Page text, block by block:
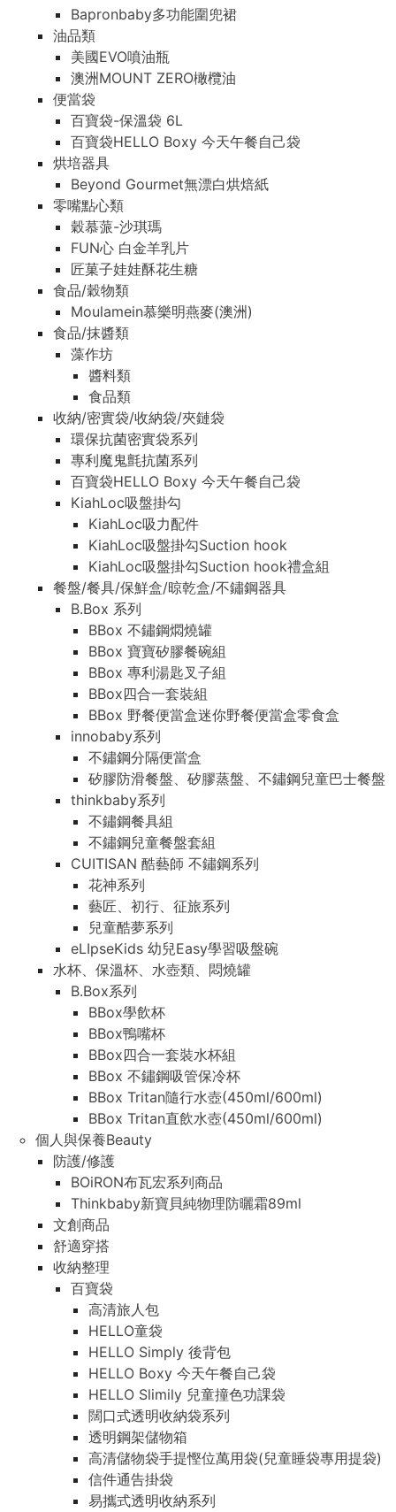
Bapronbaby多功能圍兜裙
油品類
美國EVO噴油瓶
澳洲MOUNT ZERO橄欖油
便當袋
百寶袋-保溫袋 6L
百寶袋HELLO Boxy 今天午餐自己袋
烘培器具
Beyond Gourmet無漂白烘焙紙
零嘴點心類
穀慕蒎-沙琪瑪
FUN心 白金羊乳片
匠菓子娃娃酥花生糖
食品/穀物類
Moulamein慕樂明燕麥(澳洲)
食品/抹醬類
藻作坊
醬料類
食品類
收納/密實袋/收納袋/夾鏈袋
環保抗菌密實袋系列
專利魔鬼氈抗菌系列
百寶袋HELLO Boxy 今天午餐自己袋
KiahLoc吸盤掛勾
KiahLoc吸力配件
KiahLoc吸盤掛勾Suction hook
KiahLoc吸盤掛勾Suction hook禮盒組
餐盤/餐具/保鮮盒/晾乾盒/不鏽鋼器具
B.Box 系列
BBox 不鏽鋼燜燒罐
BBox 寶寶矽膠餐碗組
BBox 專利湯匙叉子組
BBox四合一套裝組
BBox 野餐便當盒迷你野餐便當盒零食盒
innobaby系列
不鏽鋼分隔便當盒
矽膠防滑餐盤、矽膠蒸盤、不鏽鋼兒童巴士餐盤
thinkbaby系列
不鏽鋼餐具組
不鏽鋼兒童餐盤套組
CUITISAN 酷藝師 不鏽鋼系列
花神系列
藝匠、初行、征旅系列
兒童酷夢系列
eLIpseKids 幼兒Easy學習吸盤碗
水杯、保溫杯、水壺類、悶燒罐
B.Box系列
BBox學飲杯
BBox鴨嘴杯
BBox四合一套裝水杯組
BBox 不鏽鋼吸管保冷杯
BBox Tritan隨行水壺(450ml/600ml)
BBox Tritan直飲水壺(450ml/600ml)
個人與保養Beauty
防護/修護
BOiRON布瓦宏系列商品
Thinkbaby新寶貝純物理防曬霜89ml
文創商品
舒適穿搭
收納整理
百寶袋
高清旅人包
HELLO童袋
HELLO Simply 後背包
HELLO Boxy 今天午餐自己袋
HELLO Slimily 兒童撞色功課袋
闊口式透明收納袋系列
透明鋼架儲物箱
高清儲物袋手提慳位萬用袋(兒童睡袋專用提袋)
信件通告掛袋
易攜式透明收納系列